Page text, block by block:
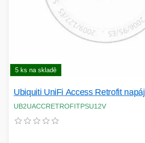
5 ks na skladě
Ubiquiti UniFi Access Retrofit
UB2UACCRETROFITPSU12V